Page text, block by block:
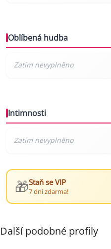
Oblíbená hudba
Intimnosti
🎁Staň se VIP
7 dní zdarma!
Další podobné profily